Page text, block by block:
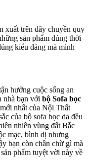
xuất trên dây chuyền quy
sản phẩm đúng thời
kiểu dáng mà mình
hưởng cuộc sống an
nhà bạn với bộ Sofa bọc
mới nhất của Nội Thất
của bộ sofa bọc da đều
nhiên vùng đất Bắc
mạc, bình dị nhưng
bạn còn chần chừ gì mà
phẩm tuyệt vời này về